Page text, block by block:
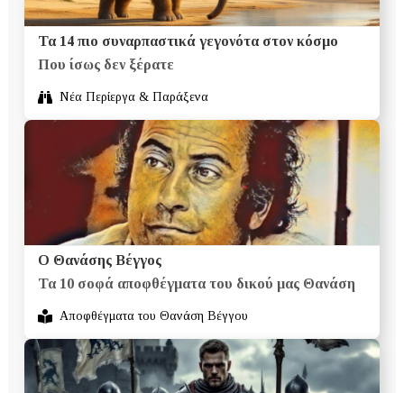
Τα 14 πιο συναρπαστικά γεγονότα στον κόσμο
Που ίσως δεν ξέρατε
Νέα Περίεργα & Παράξενα
Ο Θανάσης Βέγγος
Τα 10 σοφά αποφθέγματα του δικού μας Θανάση
Αποφθέγματα του Θανάση Βέγγου